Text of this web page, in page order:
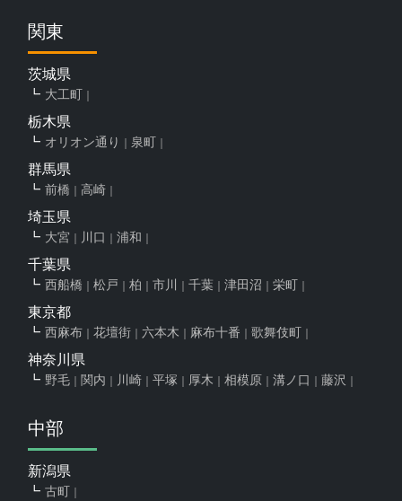
関東
茨城県
大工町
栃木県
オリオン通り 泉町
群馬県
前橋 高崎
埼玉県
大宮 川口 浦和
千葉県
西船橋 松戸 柏 市川 千葉 津田沼 栄町
東京都
西麻布 花壇街 六本木 麻布十番 歌舞伎町
神奈川県
野毛 関内 川崎 平塚 厚木 相模原 溝ノ口 藤沢
中部
新潟県
古町